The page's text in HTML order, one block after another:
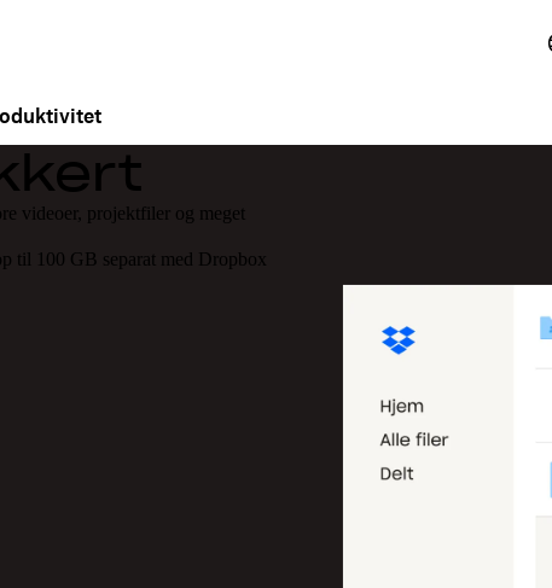
videoer, projektfiler og meget
til 100 GB separat med Dropbox